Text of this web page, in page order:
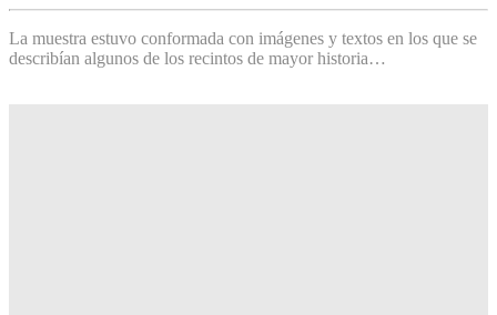
La muestra estuvo conformada con imágenes y textos en los que se
describían algunos de los recintos de mayor historia…